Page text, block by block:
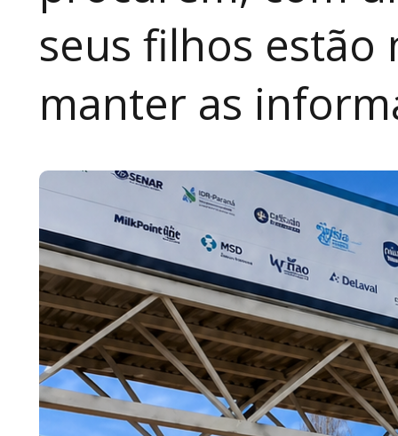
seus filhos
manter as